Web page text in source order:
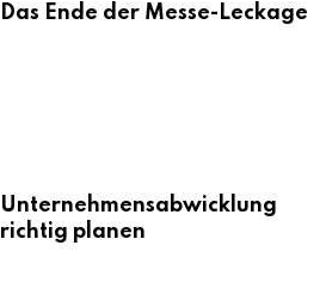
Das Ende der Messe-Leckage
Unternehmensabwicklung
richtig planen